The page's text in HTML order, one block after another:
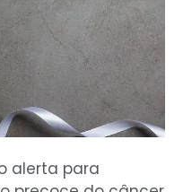
alerta para